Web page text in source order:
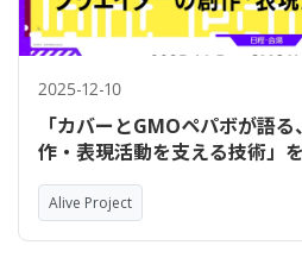
2025-12-10
「カバーとGMOペパボが語
作・表現活動を支える技術」
Alive Project